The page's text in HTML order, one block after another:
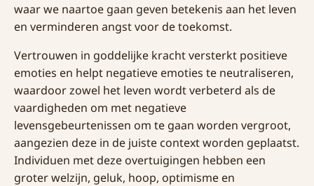
waar we naartoe gaan geven betekenis aan het leven
en verminderen angst voor de toekomst.
Vertrouwen in goddelijke kracht versterkt positieve
emoties en helpt negatieve emoties te neutraliseren,
waardoor zowel het leven wordt verbeterd als de
vaardigheden om met negatieve
levensgebeurtenissen om te gaan worden vergroot,
aangezien deze in de juiste context worden geplaatst.
Individuen met deze overtuigingen hebben een
groter welzijn, geluk, hoop, optimisme en